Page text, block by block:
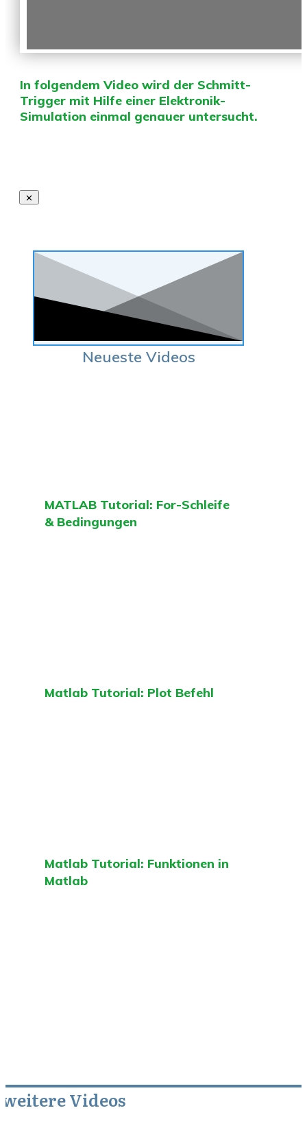
In folgendem Video wird der Schmitt-
Trigger mit Hilfe einer Elektronik-
Simulation einmal genauer untersucht.
Neueste Videos
MATLAB Tutorial: For-Schleife
& Bedingungen
Matlab Tutorial: Plot Befehl
Matlab Tutorial: Funktionen in
Matlab
weitere Videos